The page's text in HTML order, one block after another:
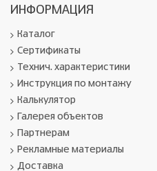
ИНФОРМАЦИЯ
Каталог
Сертификаты
Технич. характеристики
Инструкция по монтажу
Калькулятор
Галерея объектов
Партнерам
Рекламные материалы
Доставка